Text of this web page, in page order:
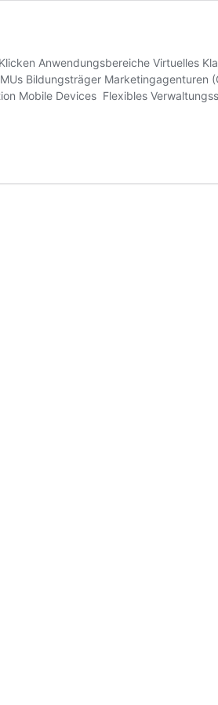
Anwendungsbereiche Virtuelles
Bildungsträger
Mobile Devices Flexibles